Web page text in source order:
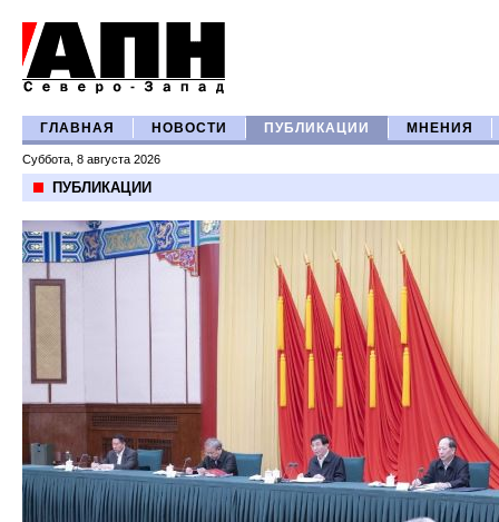
ГЛАВНАЯ НОВОСТИ ПУБЛИКАЦИИ МНЕНИЯ
Суббота, 8 августа 2026
ПУБЛИКАЦИИ